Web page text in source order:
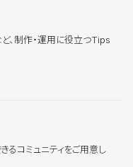
、制作・運用に役立つTips
コミュニティをご用意し